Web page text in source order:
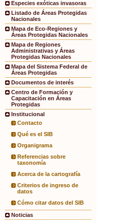
Especies exóticas invasoras
Listado de Áreas Protegidas
Nacionales
Mapa de Eco-Regiones y
Áreas Protegidas Nacionales
Mapa de Regiones
Administrativas y Áreas
Protegidas Nacionales
Mapa del Sistema Federal de
Áreas Protegidas
Documentos de interés
Centro de Formación y
Capacitación en Áreas
Protegidas
Institucional
Contacto
Qué es el SIB
Organigrama
Referencias sobre
taxonomía
Acerca de la cartografía
Criterios de ingreso de
datos
Cómo citar datos del SIB
Noticias